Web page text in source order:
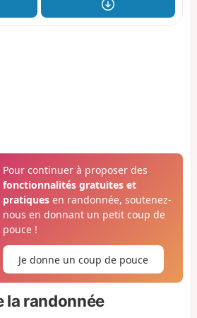
Pour continuer à proposer des
fonctionnalités gratuites et
pratiquesen randonnée, soutenez-
nous en donnant un petit coup de
pouce !
Je donne un coup de pouce
la randonnée